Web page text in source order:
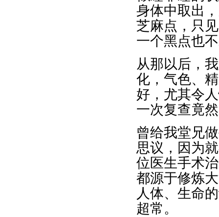
身体中取出
芝麻点，只
一个黑点也
从那以后，
化，气色、
好，尤其令
一次复查竟
曾给我堂兄
思议，因为
位医生手术
都源于修炼
人体、生命
超常。